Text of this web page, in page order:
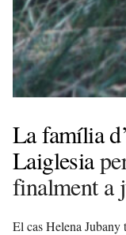
La família
Laiglesia
finalment a
El cas Helena Jubany